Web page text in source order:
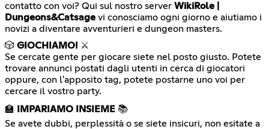
contatto con voi? Qui sul nostro server WikiRole |
Dungeons&Catsage vi conosciamo ogni giorno e aiutiamo i
novizi a diventare avventurieri e dungeon masters.
🎲 GIOCHIAMO! ⚔️
Se cercate gente per giocare siete nel posto giusto. Potete
trovare annunci postati dagli utenti in cerca di giocatori
oppure, con l'apposito tag, potete postarne uno voi per
cercare il vostro party.
🏫
IMPARIAMO INSIEME 📚
Se avete dubbi, perplessità o se siete insicuri, non esitate a